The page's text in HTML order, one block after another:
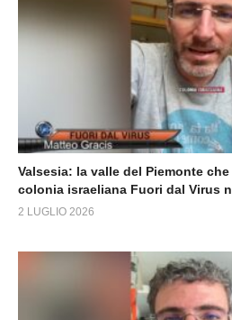
Valsesia: la valle del Piemonte
colonia israeliana Fuori dal Virus
2 LUGLIO 2026